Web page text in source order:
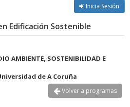
Inicia Sesión
Edificación Sostenible
AMBIENTE, SOSTENIBILIDAD E
de A Coruña
Volver a programas